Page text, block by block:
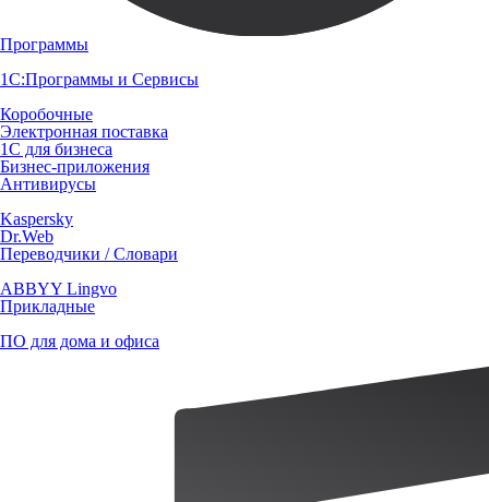
Программы
1С:Программы и Сервисы
Коробочные
Электронная поставка
1С для бизнеса
Бизнес-приложения
Антивирусы
Kaspersky
Dr.Web
Переводчики / Словари
ABBYY Lingvo
Прикладные
ПО для дома и офиса